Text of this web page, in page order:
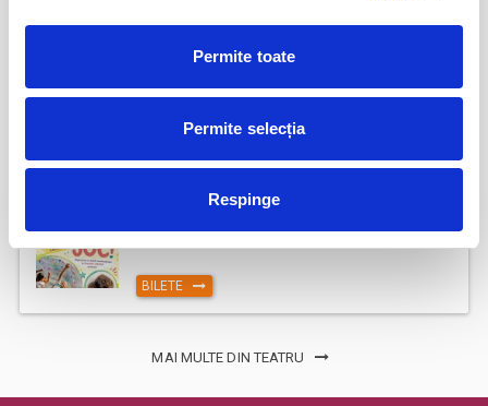
Permite toate
Permite selecția
Respinge
IMPROVIZAT... LA MUSTAȚĂ!
Bucuresti
BILETE
Promit să mă joc!
BILETE
aug
MAI MULTE DIN TEATRU